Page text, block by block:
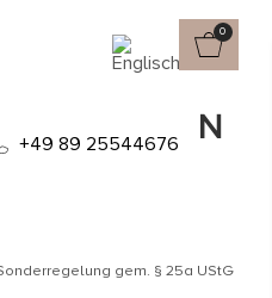
0
+49 89 25544676
MIT RUBIN
gem. § 25a UStG